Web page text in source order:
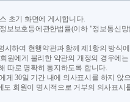
초기 화면에 게시합니다.
보호등에관한법률(이하 "정보통신망
하여 현행약관과 함께 제1항의 방식
원에게 불리한 약관의 개정의 경우에
따로 명확히 통지하도록 합니다.
30일 기간 내에 의사표시를 하지 않
회원이 명시적으로 거부의 의사표시